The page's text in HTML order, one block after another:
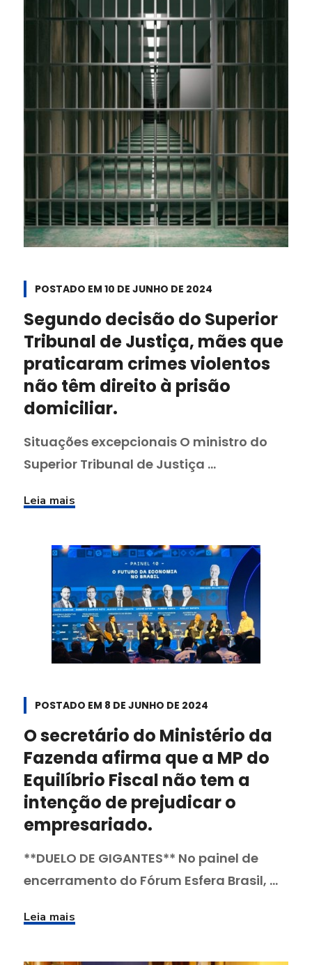
POSTADO EM 10 DE JUNHO DE 2024
Segundo decisão do Superior
Tribunal de Justiça, mães que
praticaram crimes violentos
não têm direito à prisão
domiciliar.
Situações excepcionais O ministro do
Superior Tribunal de Justiça ...
Leia mais
POSTADO EM 8 DE JUNHO DE 2024
O secretário do Ministério da
Fazenda afirma que a MP do
Equilíbrio Fiscal não tem a
intenção de prejudicar o
empresariado.
**DUELO DE GIGANTES** No painel de
encerramento do Fórum Esfera Brasil, ...
Leia mais